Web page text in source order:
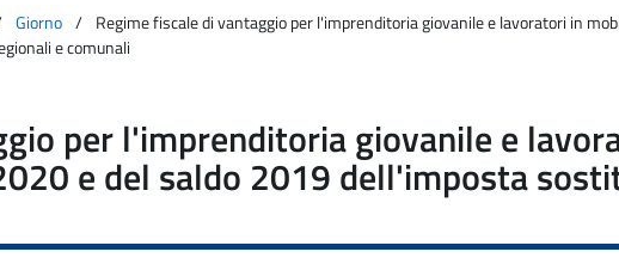
Giorno
Regime fiscale di vantaggio per l'imprenditoria giovanile e lavoratori in
e comunali
per l'imprenditoria giovanile e
e del saldo 2019 dell'imposta